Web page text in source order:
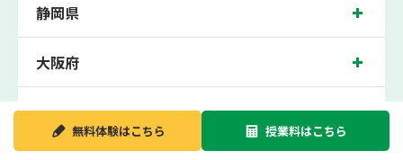
静岡県
大阪府
新潟県
無料体験はこちら 授業料はこちら